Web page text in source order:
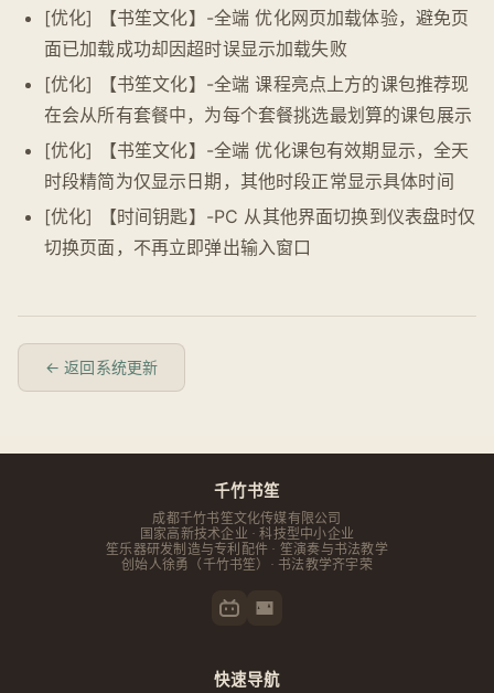
[优化] 【书笙文化】-全端 优化网页加载体验，避免页
面已加载成功却因超时误显示加载失败
[优化] 【书笙文化】-全端 课程亮点上方的课包推荐现
在会从所有套餐中，为每个套餐挑选最划算的课包展示
[优化] 【书笙文化】-全端 优化课包有效期显示，全天
时段精简为仅显示日期，其他时段正常显示具体时间
[优化] 【时间钥匙】-PC 从其他界面切换到仪表盘时仅
切换页面，不再立即弹出输入窗口
← 返回系统更新
千竹书笙
成都千竹书笙文化传媒有限公司
国家高新技术企业 · 科技型中小企业
笙乐器研发制造与专利配件 · 笙演奏与书法教学
创始人徐勇 （千竹书笙）· 书法教学齐宇荣
快速导航